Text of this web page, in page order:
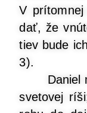
V
dať, že
tiev bude
3).
Daniel
sve­to­vej